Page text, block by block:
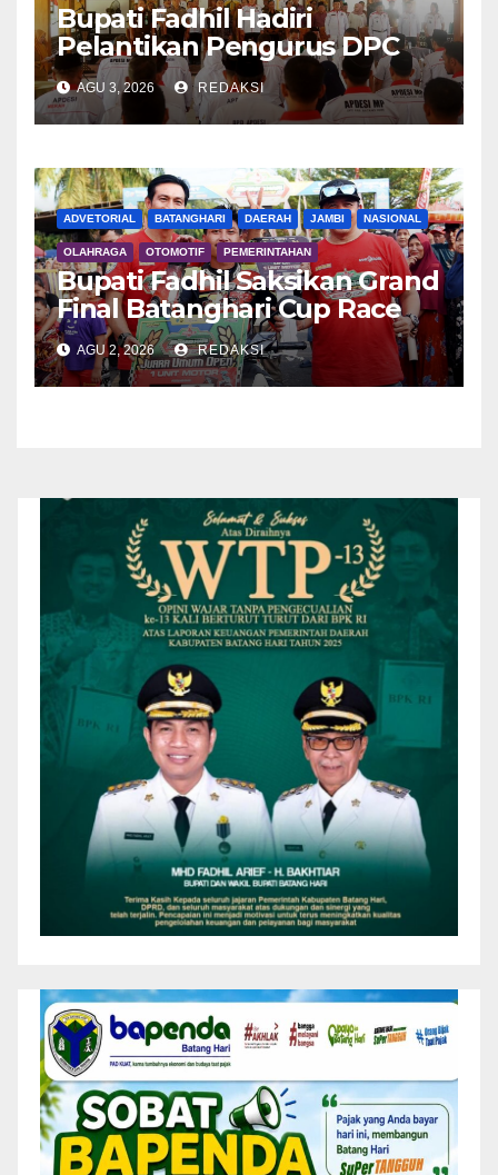
Bupati Fadhil Hadiri
Pelantikan Pengurus DPC
APDESI MP
AGU 3, 2026 REDAKSI
ADVETORIAL BATANGHARI DAERAH JAMBI NASIONAL
OLAHRAGA OTOMOTIF PEMERINTAHAN
Bupati Fadhil Saksikan Grand
Final Batanghari Cup Race
2026
AGU 2, 2026 REDAKSI